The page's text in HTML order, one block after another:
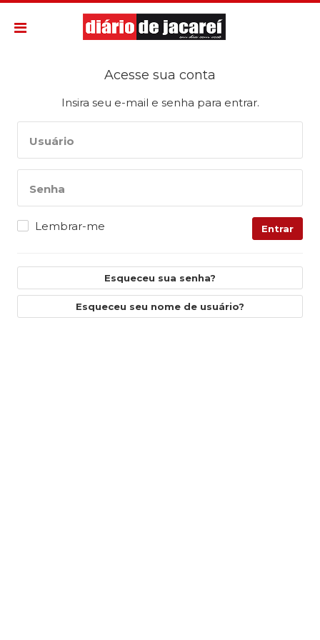
Acesse sua conta
Insira seu e-mail e senha para entrar.
Usuário
Senha
Lembrar-me Entrar
Esqueceu sua senha?
Esqueceu seu nome de usuário?